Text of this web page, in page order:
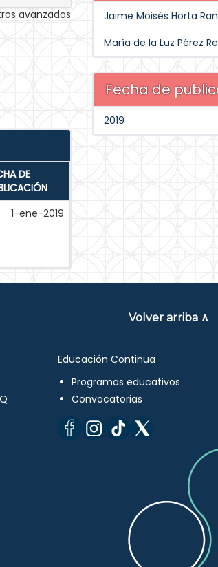
avanzados
DE
1-ene-2019
Jaime Moisés Horta
María de la Luz Pérez
Fecha de
2019
Volver arriba ∧
Educación Continua
Programas educativos
Convocatorias